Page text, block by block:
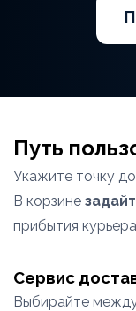
Путь
Укажите точку
В корзине
прибытия
Сервис
Выбирайте